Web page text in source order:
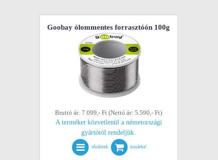
Goobay ólommentes forrasztóón 100g
Bruttó ár: 7.099,- Ft (Nettó ár: 5.590,- Ft)
A terméket közvetlenül a németországi
gyártótól rendeljük.
részletek kosárba!